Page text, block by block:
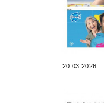
20.03.2026